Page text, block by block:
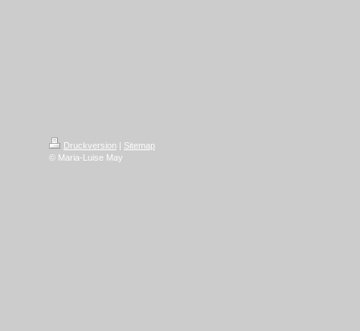
Druckversion | Sitemap
© Maria-Luise May